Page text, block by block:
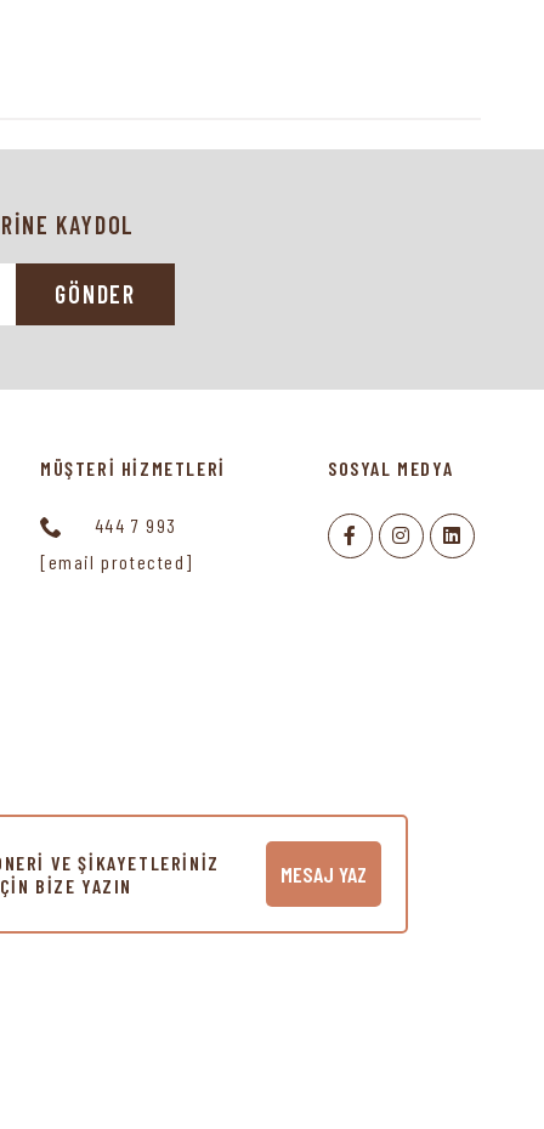
KAYDOL
GÖNDER
MÜŞTERİ HİZMETLERİ
444 7 993
[email protected]
SOSYAL MEDYA
VE ŞİKAYETLERİNİZ
BİZE YAZIN
MESAJ YAZ